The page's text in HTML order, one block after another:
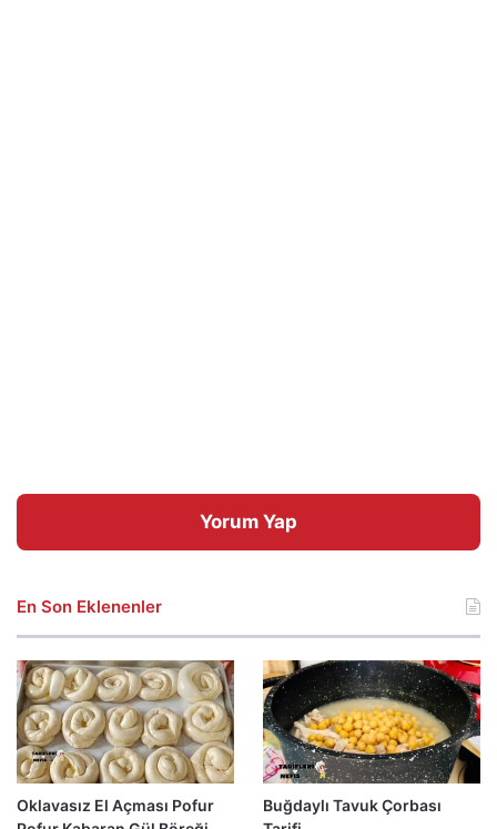
Yorum Yap
En Son Eklenenler
Oklavasız El Açması Pofur
Buğdaylı Tavuk Çorbası